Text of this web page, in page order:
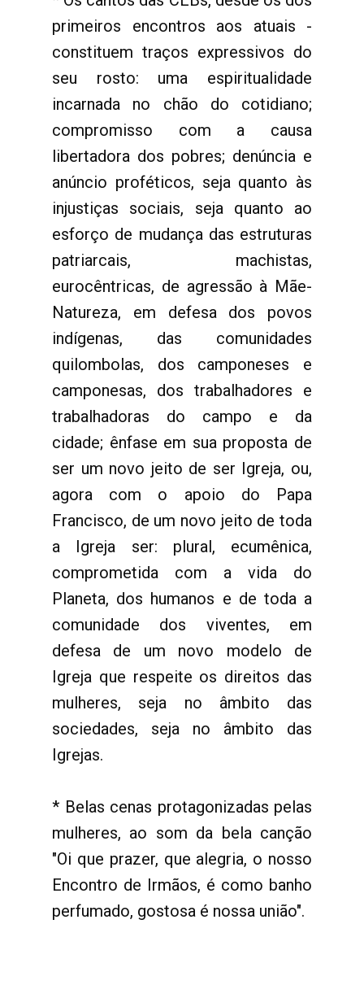
primeiros encontros aos atuais -
constituem traços expressivos do
seu rosto: uma espiritualidade
incarnada no chão do cotidiano;
compromisso com a causa
libertadora dos pobres; denúncia e
anúncio proféticos, seja quanto às
injustiças sociais, seja quanto ao
esforço de mudança das estruturas
patriarcais, machistas,
eurocêntricas, de agressão à Mãe-
Natureza, em defesa dos povos
indígenas, das comunidades
quilombolas, dos camponeses e
camponesas, dos trabalhadores e
trabalhadoras do campo e da
cidade; ênfase em sua proposta de
ser um novo jeito de ser Igreja, ou,
agora com o apoio do Papa
Francisco, de um novo jeito de toda
a Igreja ser: plural, ecumênica,
comprometida com a vida do
Planeta, dos humanos e de toda a
comunidade dos viventes, em
defesa de um novo modelo de
Igreja que respeite os direitos das
mulheres, seja no âmbito das
sociedades, seja no âmbito das
Igrejas.
* Belas cenas protagonizadas pelas
mulheres, ao som da bela canção
"Oi que prazer, que alegria, o nosso
Encontro de Irmãos, é como banho
perfumado, gostosa é nossa união".